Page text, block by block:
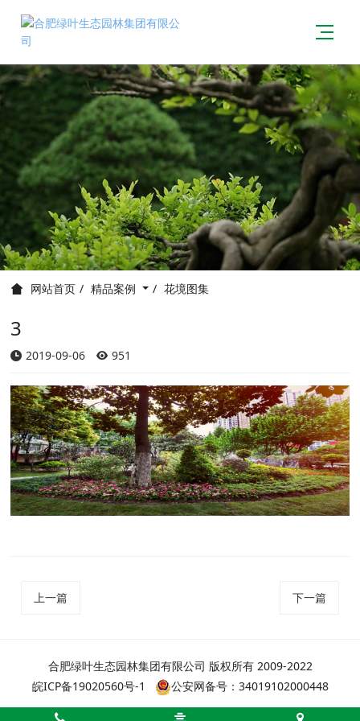
网站首页 精品案例 花境图集
3
2019-09-06 951
上一篇 下一篇
合肥绿叶生态园林集团有限公司 版权所有 2009-2022
皖ICP备19020560号-1
公安网备号：34019102000448